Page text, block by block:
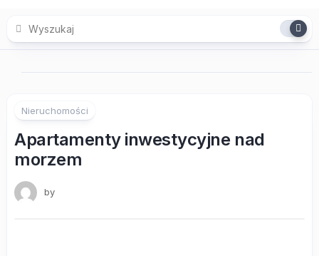
content
Nieruchomości
Apartamenty inwestycyjne nad
morzem
by